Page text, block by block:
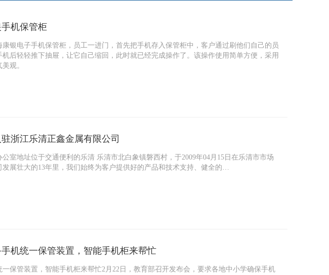
机保管柜
银电子手机保管柜，员工一进门，首先把手机存入保管柜中，客户通过刷他们自己的员
后轻轻推下抽屉，让它自己缩回，此时就已经完成操作了。该操作使用简单方便，采用
观。
浙江乐清正鑫金属有限公司
室地址位于交通便利的乐清 乐清市北白象镇磐西村，于2009年04月15日在乐清市市场
发展壮大的13年里，我们始终为客户提供好的产品和技术支持、健全的…
机统一保管装置，智能手机柜来帮忙
保管装置，智能手机柜来帮忙2月22日，教育部召开发布会，要求各地中小学确保手机